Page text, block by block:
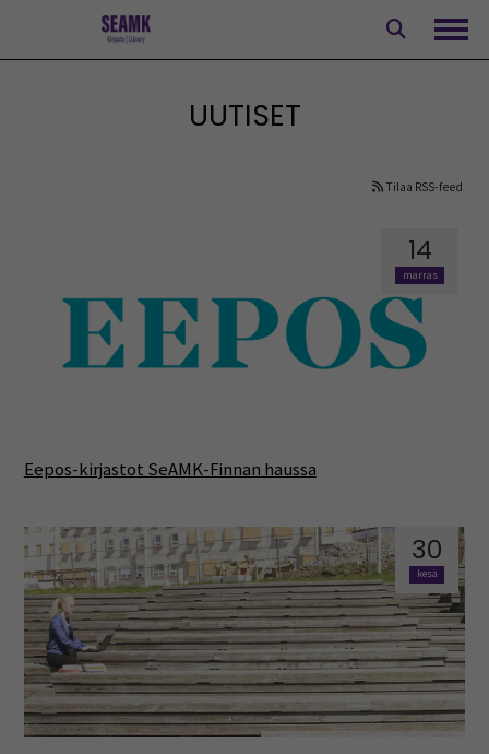
UUTISET
Tilaa RSS-feed
14
marras
Eepos-kirjastot SeAMK-Finnan haussa
30
kesä